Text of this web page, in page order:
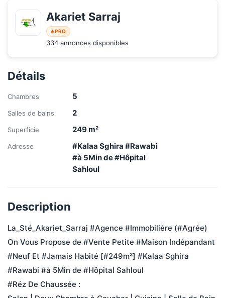
Akariet Sarraj
PRO
334 annonces disponibles
Détails
Chambres 5
Salles de bains 2
Superficie 249m²
Adresse
#Kalaa Sghira #Rawabi
#à 5Min de #Hôpital
Sahloul
Description
La_Sté_Akariet_Sarraj #Agence #Immobilière (#Agrée)
On Vous Propose de #Vente Petite #Maison Indépandant
#Neuf Et #Jamais Habité [#249m²] #Kalaa Sghira
#Rawabi #à 5Min de #Hôpital Sahloul
#Réz De Chaussée :